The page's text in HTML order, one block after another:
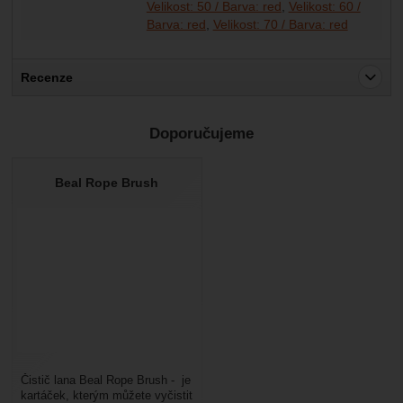
Velikost: 50 / Barva: red Velikost: 60 /
Barva: red Velikost: 70 / Barva: red
Recenze
Nebyla přidána žádná recenze.
Doporučujeme
Beal Rope Brush
Čistič lana Beal Rope Brush - je
kartáček, kterým můžete vyčistit